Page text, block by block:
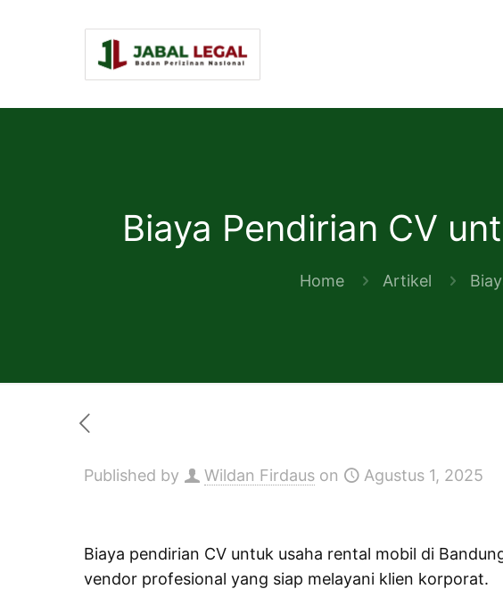
Biaya Pendirian CV
Home Artikel
Published by Wildan Firdaus on Agustus 1, 2025
Biaya pendirian CV untuk usaha rental mobil di
vendor profesional yang siap melayani klien korporat.